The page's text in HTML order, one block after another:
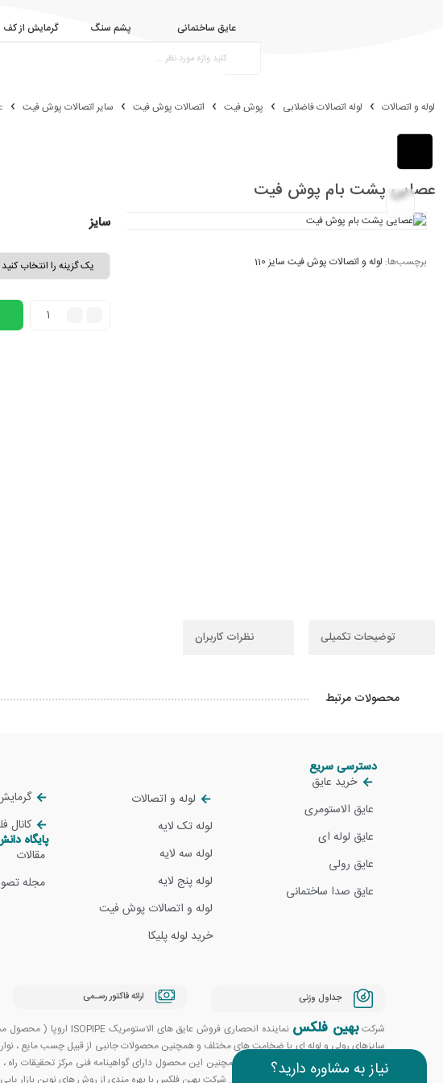
عایق ساختمانی پشم سنگ گرمایش از کف
لوله و اتصالات لوله اتصالات فاضلابی پوش فیت اتصالات پوش فیت سایر اتصالات پوش فیت
عصایی پشت بام پوش فیت
برچسب‌ها: لوله و اتصالات پوش فیت سایز 110
سایز
توضیحات تکمیلی نظرات کاربران
محصولات مرتبط
نیاز به مشاوره دارید؟
دسترسی سریع
خرید عایق
عایق الاستومری
عایق لوله ای
عایق رولی
عایق صدا ساختمانی
لوله و اتصالات
لوله تک لایه
لوله سه لایه
لوله پنج لایه
لوله و اتصالات پوش فیت
خرید لوله پلیکا
کانال
پایگاه
مقالات
مجله
جداول وزنی ارائه فاکتور رسـمی
شرکتبهین فلکس
سایزهای رولی و لوله ای با ضخامت های مختلف و همچنین محصولات جانبی از قبیل چسب مایع ، نوار
گواهینامه های معتبر اروپا عرضه می گردد. شرکت بهین فلکس با بهره مندی از روش های نوین بازار